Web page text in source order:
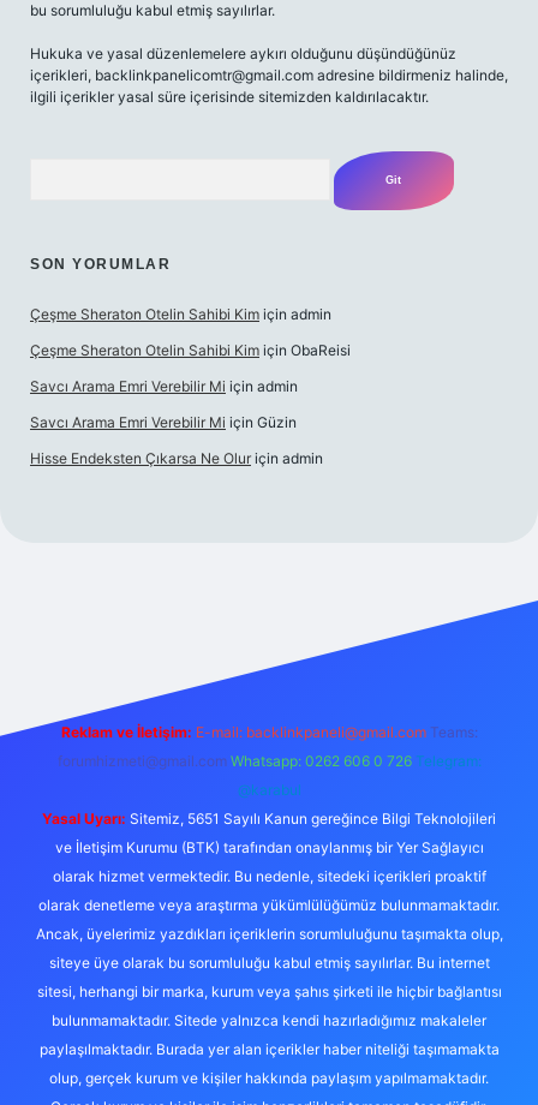
bu sorumluluğu kabul etmiş sayılırlar.
Hukuka ve yasal düzenlemelere aykırı olduğunu düşündüğünüz
içerikleri, backlinkpanelicomtr@gmail.com adresine bildirmeniz halinde,
ilgili içerikler yasal süre içerisinde sitemizden kaldırılacaktır.
SON YORUMLAR
Çeşme Sheraton Otelin Sahibi Kim için admin
Çeşme Sheraton Otelin Sahibi Kim için ObaReisi
Savcı Arama Emri Verebilir Mi için admin
Savcı Arama Emri Verebilir Mi için Güzin
Hisse Endeksten Çıkarsa Ne Olur için admin
Reklam ve İletişim: E-mail: backlinkpaneli@gmail.com Teams:
forumhizmeti@gmail.com Whatsapp: 0262 606 0 726 Telegram:
@karabul
Yasal Uyarı: Sitemiz, 5651 Sayılı Kanun gereğince Bilgi Teknolojileri
ve İletişim Kurumu (BTK) tarafından onaylanmış bir Yer Sağlayıcı
olarak hizmet vermektedir. Bu nedenle, sitedeki içerikleri proaktif
olarak denetleme veya araştırma yükümlülüğümüz bulunmamaktadır.
Ancak, üyelerimiz yazdıkları içeriklerin sorumluluğunu taşımakta olup,
siteye üye olarak bu sorumluluğu kabul etmiş sayılırlar. Bu internet
sitesi, herhangi bir marka, kurum veya şahıs şirketi ile hiçbir bağlantısı
bulunmamaktadır. Sitede yalnızca kendi hazırladığımız makaleler
paylaşılmaktadır. Burada yer alan içerikler haber niteliği taşımamakta
olup, gerçek kurum ve kişiler hakkında paylaşım yapılmamaktadır.